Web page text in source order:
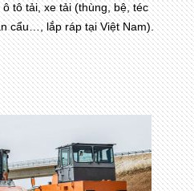
tô tải, xe tải (thùng, bệ, téc
cẩu…, lắp ráp tại Việt Nam).